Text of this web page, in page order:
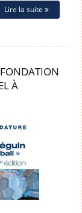
Lire la suite
À